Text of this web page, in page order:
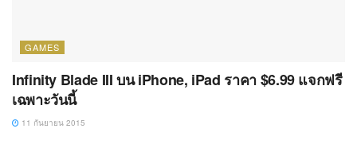
GAMES
Infinity Blade III บน iPhone, iPad ราคา $6.99 แจกฟรี
เฉพาะวันนี้
11 กันยายน 2015